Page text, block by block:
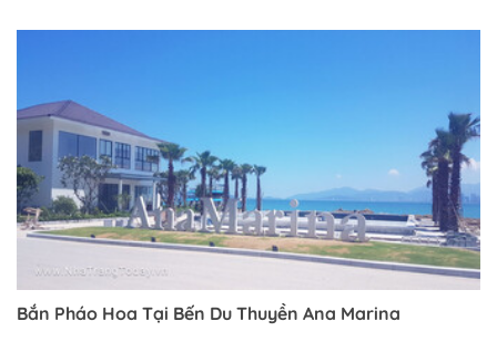
Trở về trang trước đó
Bắn Pháo Hoa Tại Bến Du Thuyền Ana Marina